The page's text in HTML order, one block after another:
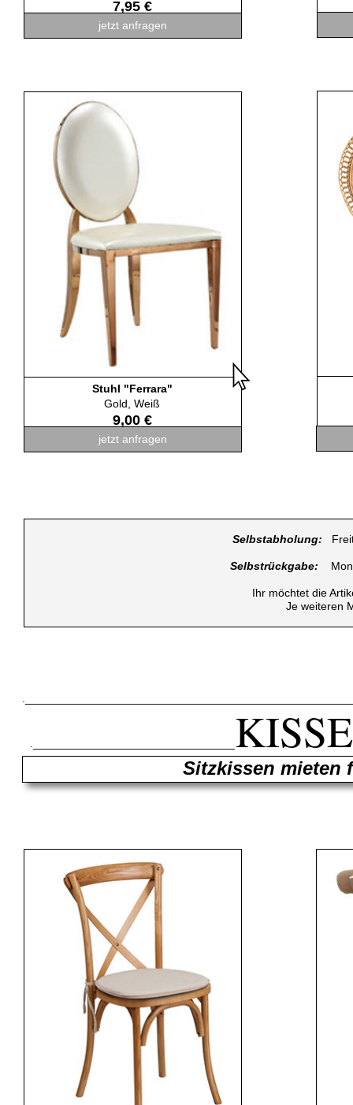
7,95 €
jetzt anfragen
Stuhl "Ferrara"
Gold, Weiß
9,00 €
jetzt anfragen
Selbstabholung:
Selbstrückgabe:
Ihr möchtet die
Je weiteren
Sitzkissen mieten